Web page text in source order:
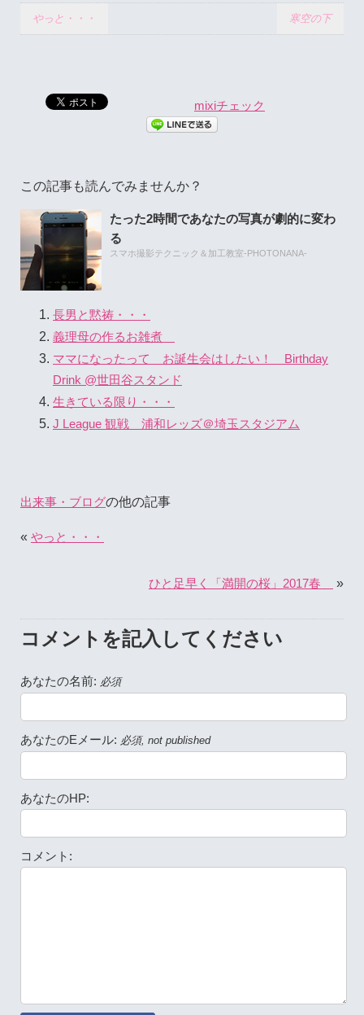
やっと・・・ 寒空の下
mixiチェック
この記事も読んでみませんか？
たった2時間であなたの写真が劇的に変わ
る
スマホ撮影テクニック＆加工教室-PHOTONANA-
長男と黙祷・・・
義理母の作るお雑煮
ママになったって お誕生会はしたい！ Birthday
Drink @世田谷スタンド
生きている限り・・・
J League 観戦 浦和レッズ＠埼玉スタジアム
出来事・ブログの他の記事
« やっと・・・
ひと足早く「満開の桜」2017春 »
コメントを記入してください
あなたの名前: 必須
あなたのEメール: 必須, not published
あなたのHP:
コメント: